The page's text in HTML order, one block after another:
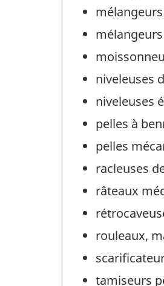
niveleuses
niveleuses
pelles à
pelles
racleuses
râteaux
rouleaux,
tamiseurs